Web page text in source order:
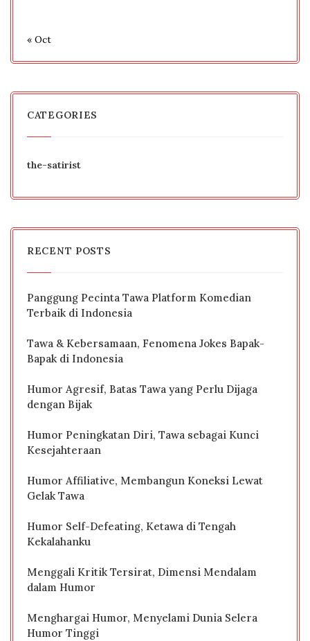
« Oct
CATEGORIES
the-satirist
RECENT POSTS
Panggung Pecinta Tawa Platform Komedian
Terbaik di Indonesia
Tawa & Kebersamaan, Fenomena Jokes Bapak-
Bapak di Indonesia
Humor Agresif, Batas Tawa yang Perlu Dijaga
dengan Bijak
Humor Peningkatan Diri, Tawa sebagai Kunci
Kesejahteraan
Humor Affiliative, Membangun Koneksi Lewat
Gelak Tawa
Humor Self-Defeating, Ketawa di Tengah
Kekalahanku
Menggali Kritik Tersirat, Dimensi Mendalam
dalam Humor
Menghargai Humor, Menyelami Dunia Selera
Humor Tinggi